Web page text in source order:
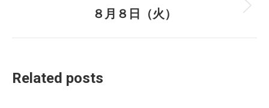
Next
８月８日（火）
Related posts